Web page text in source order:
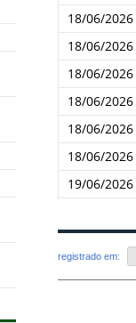
18/06/2026
18/06/2026
18/06/2026
18/06/2026
18/06/2026
18/06/2026
19/06/2026
registrado em: